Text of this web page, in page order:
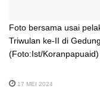
Foto bersama usai
Triwulan ke-II di
(Foto:Ist/Koranpapuaid)
17 MEI 2024